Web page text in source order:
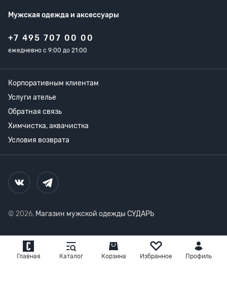
Главная Каталог Корзина Избранное Профиль
Мужская одежда и аксессуары
+7 495 707 00 00
ежедневно с 9:00 до 21:00
Корпоративным клиентам
Услуги ателье
Обратная связь
Химчистка, аквачистка
Условия возврата
© 2026, Магазин мужской одежды СУДАРЬ